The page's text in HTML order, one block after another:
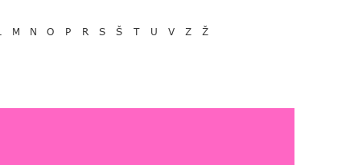
M N O P R S Š T U V Z Ž